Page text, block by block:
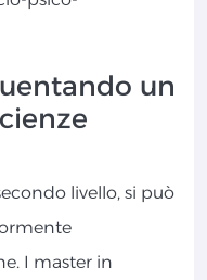
un
livello, si può
I master in